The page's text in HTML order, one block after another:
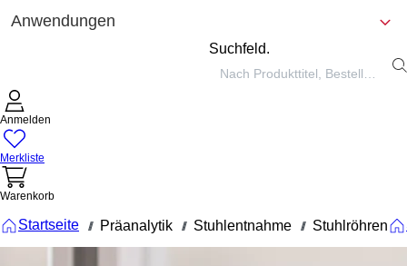
Anwendungen
Suchfeld.
Anmelden
Merkliste
Warenkorb
Startseite /// Präanalytik /// Stuhlentnahme /// Stuhlröhren